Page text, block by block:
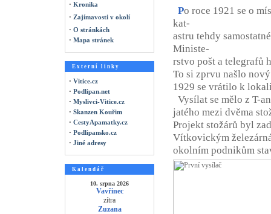
· Kronika
· Zajímavosti v okolí
· O stránkách
· Mapa stránek
E x t e r n í l i n k y
· Vitice.cz
· Podlipan.net
· Myslivci-Vitice.cz
· Skanzen Kouřim
· CestyApamatky.cz
· Podlipansko.cz
· Jiné adresy
K a l e n d á ř
10. srpna 2026
Vavřinec
zítra
Zuzana
Po roce 1921 se o
kat-
astru tehdy
Ministe-
rstvo pošt a telegrafů
To si zprvu našlo
1929 se vrátilo k
Vysílat se mělo z T-
jatého mezi dvěma
Projekt stožárů byl
Vítkovickým
okolním podnikům